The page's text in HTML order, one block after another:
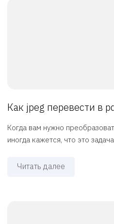
Как jpeg перевести в
Когда вам нужно
иногда кажется, что это
Читать далее